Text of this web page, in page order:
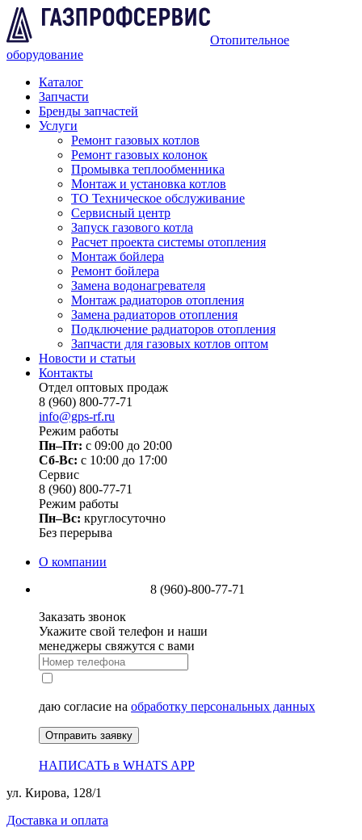
Отопительное
оборудование
Каталог
Запчасти
Бренды запчастей
Услуги
Ремонт газовых котлов
Ремонт газовых колонок
Промывка теплообменника
Монтаж и установка котлов
ТО Техническое обслуживание
Сервисный центр
Запуск газового котла
Расчет проекта системы отопления
Монтаж бойлера
Ремонт бойлера
Замена водонагревателя
Монтаж радиаторов отопления
Замена радиаторов отопления
Подключение радиаторов отопления
Запчасти для газовых котлов оптом
Новости и статьи
Контакты
Отдел оптовых продаж
8 (960) 800-77-71
info@gps-rf.ru
Режим работы
Пн–Пт: с 09:00 до 20:00
Сб-Вс: c 10:00 до 17:00
Сервис
8 (960) 800-77-71
Режим работы
Пн–Вс: круглосуточно
Без перерыва
О компании
8 (960)-800-77-71
Заказать звонок
Укажите свой телефон и наши
менеджеры свяжутся с вами
даю согласие на обработку персональных данных
Отправить заявку
НАПИСАТЬ в WHATS APP
ул. Кирова, 128/1
Доставка и оплата